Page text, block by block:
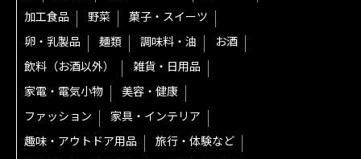
加工食品
野菜
菓子・スイーツ
卵・乳製品
麺類 調味料・油
お酒
飲料（お酒以外）
雑貨・日用品
家電・電気小物
美容・健康
ファッション
家具・インテリア
趣味・アウトドア用品
旅行・体験など